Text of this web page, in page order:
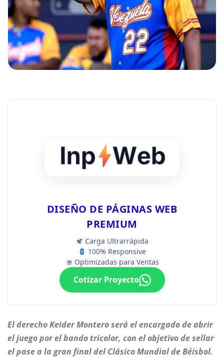
DISEÑO DE PÁGINAS WEB
PREMIUM
Carga Ultrarrápida
100% Responsive
Optimizadas para Ventas
Cotizar Proyecto
El derecho Keider Montero será el encargado de abrir
el juego por el bando tricolor, con el objetivo de sellar
el pase a la gran final del Clásico Mundial de Béisbol.